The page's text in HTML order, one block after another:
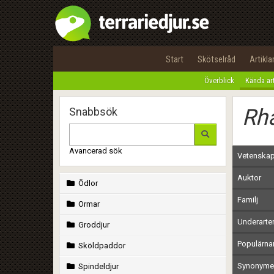
Start Skötselråd Artiklar
Överblick Kända
Snabbsök
Avancerad sök
Ödlor
Ormar
Groddjur
Sköldpaddor
Spindeldjur
Auktor
Familj
Underarter